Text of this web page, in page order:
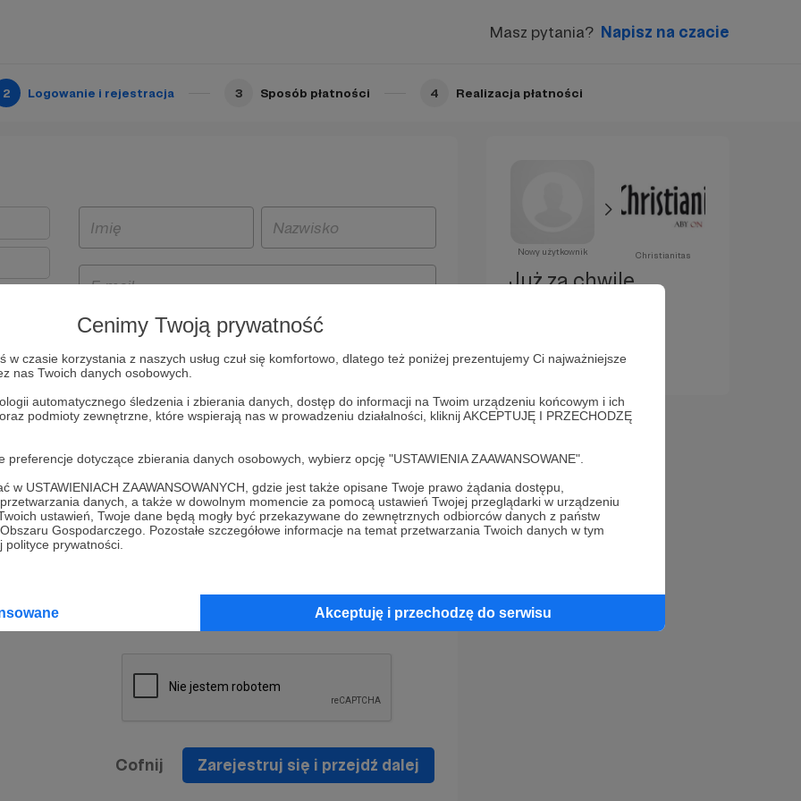
Cenimy Twoją prywatność
w czasie korzystania z naszych usług czuł się komfortowo, dlatego też poniżej prezentujemy Ci najważniejsze
nas Twoich danych osobowych.
automatycznego śledzenia i zbierania danych, dostęp do informacji na Twoim urządzeniu końcowym i ich
podmioty zewnętrzne, które wspierają nas w prowadzeniu działalności, kliknij AKCEPTUJĘ I PRZECHODZĘ
dotyczące zbierania danych osobowych, wybierz opcję "USTAWIENIA ZAAWANSOWANE".
w USTAWIENIACH ZAAWANSOWANYCH, gdzie jest także opisane Twoje prawo żądania dostępu,
danych, a także w dowolnym momencie za pomocą ustawień Twojej przeglądarki w urządzeniu
ustawień, Twoje dane będą mogły być przekazywane do zewnętrznych odbiorców danych z państw
Gospodarczego. Pozostałe szczegółowe informacje na temat przetwarzania Twoich danych w tym
prywatności.
Akceptuję i przechodzę do serwisu
Masz pytania? Napisz na czacie
2 Logowanie i rejestracja 3 Sposób płatności 4 Realizacja płatności
i
będą
z
prawo
na
Politykę Prywatności
* Wyrażam zgodę na przetwarzanie moich danych
osobowych podanych w formularzu rejestracyjnym w celu
prawidłowego świadczenia usług serwisu Patronite.
informacji handlowych - newslettera. Opcja ta może zostać
Cofnij Zarejestruj się i przejdź dalej
Nowy użytkownik Christianitas
Już za chwilę